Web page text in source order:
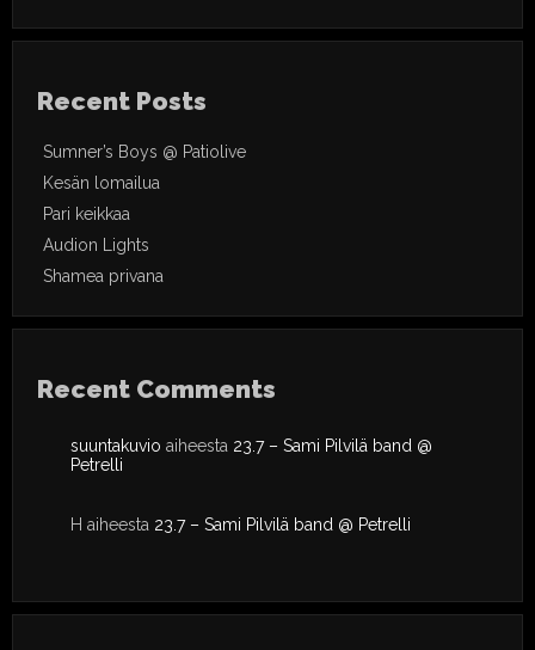
Recent Posts
Sumner’s Boys @ Patiolive
Kesän lomailua
Pari keikkaa
Audion Lights
Shamea privana
Recent Comments
suuntakuvio aiheesta 23.7 – Sami Pilvilä band @
Petrelli
H aiheesta 23.7 – Sami Pilvilä band @ Petrelli